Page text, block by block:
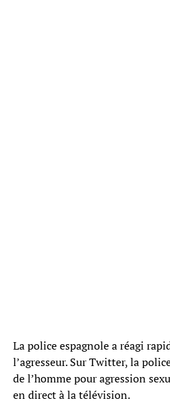
La police espagnole a réagi
l’agresseur. Sur Twitter, la
de l’homme pour agression
en direct à la télévision.